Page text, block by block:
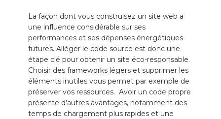
La façon dont vous construisez un site web a
une influence considérable sur ses
performances et ses dépenses énergétiques
futures. Alléger le code source est donc une
étape clé pour obtenir un site éco-responsable.
Choisir des frameworkslégers et supprimer les
éléments inutiles vous permet par exemple de
préserver vos ressources. Avoir un code propre
présente d’autres avantages, notamment des
temps de chargement plus rapides et une